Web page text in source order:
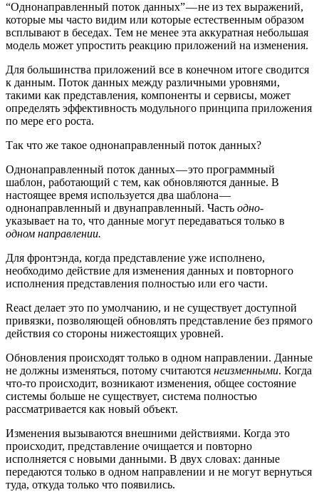
“Однонаправленный поток данных” — не из тех выражений,
которые мы часто видим или которые естественным образом
всплывают в беседах. Тем не менее эта аккуратная небольшая
модель может упростить реакцию приложений на изменения.
Для большинства приложений все в конечном итоге сводится
к данным. Поток данных между различными уровнями,
такими как представления, компоненты и сервисы, может
определять эффективность модульного принципа приложения
по мере его роста.
Так что же такое однонаправленный поток данных?
Однонаправленный поток данных — это программный
шаблон, работающий с тем, как обновляются данные. В
настоящее время используется два шаблона —
однонаправленный и двунаправленный. Часть одно-
указывает на то, что данные могут передаваться только в
одном направлении.
Для фронтэнда, когда представление уже исполнено,
необходимо действие для изменения данных и повторного
исполнения представления полностью или его части.
React делает это по умолчанию, и не существует доступной
привязки, позволяющей обновлять представление без прямого
действия со стороны нижестоящих уровней.
Обновления происходят только в одном направлении. Данные
не должны изменяться, потому считаются неизменными. Когда
что-то происходит, возникают изменения, общее состояние
системы больше не существует, система полностью
рассматривается как новый объект.
Изменения вызываются внешними действиями. Когда это
происходит, представление очищается и повторно
исполняется с новыми данными. В двух словах: данные
передаются только в одном направлении и не могут вернуться
туда, откуда только что появились.